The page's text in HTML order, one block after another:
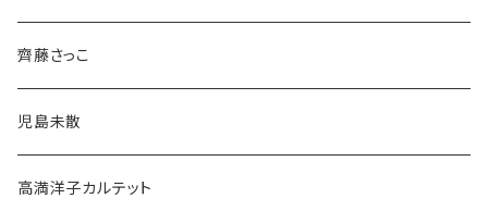
頭脳警察
なぎら健壱
高田渡
齊藤さっこ
児島未散
高満洋子カルテット